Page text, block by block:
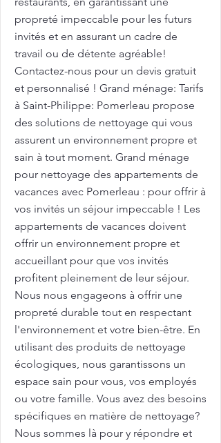
propreté impeccable pour les futurs
invités et en assurant un cadre de
travail ou de détente agréable!
Contactez-nous pour un devis gratuit
et personnalisé ! Grand ménage: Tarifs
à Saint-Philippe: Pomerleau propose
des solutions de nettoyage qui vous
assurent un environnement propre et
sain à tout moment. Grand ménage
pour nettoyage des appartements de
vacances avec Pomerleau : pour offrir à
vos invités un séjour impeccable ! Les
appartements de vacances doivent
offrir un environnement propre et
accueillant pour que vos invités
profitent pleinement de leur séjour.
Nous nous engageons à offrir une
propreté durable tout en respectant
l'environnement et votre bien-être. En
utilisant des produits de nettoyage
écologiques, nous garantissons un
espace sain pour vous, vos employés
ou votre famille. Vous avez des besoins
spécifiques en matière de nettoyage?
Nous sommes là pour y répondre et